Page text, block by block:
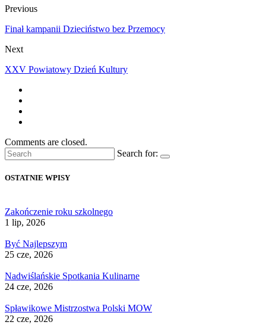
Previous
Finał kampanii Dzieciństwo bez Przemocy
Next
XXV Powiatowy Dzień Kultury
Comments are closed.
Search for:
OSTATNIE WPISY
Zakończenie roku szkolnego
1 lip, 2026
Być Najlepszym
25 cze, 2026
Nadwiślańskie Spotkania Kulinarne
24 cze, 2026
Spławikowe Mistrzostwa Polski MOW
22 cze, 2026